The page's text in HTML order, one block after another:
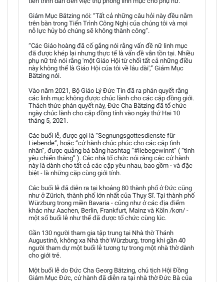
Giám Mục Bätzing nói: “Tất cả những câu hỏi này đều nằm
trên bàn trong Tiến Trình Công Nghị của chúng tôi và mọi
nỗ lực hủy bỏ chúng sẽ không thành công”.
“Các Giáo hoàng đã cố gắng nói rằng vấn đề nữ linh mục
đã được khép lại nhưng thực tế là vấn đề vẫn tồn tại. Nhiều
phụ nữ trẻ nói rằng 'một Giáo Hội từ chối tất cả những điều
này không thể là Giáo Hội của tôi về lâu dài',” Giám Mục
Bätzing nói.
Vào năm 2021, Bộ Giáo Lý Đức Tin đã ra phán quyết rằng
các linh mục không được chúc lành cho các cặp đồng giới.
Thách thức phán quyết này, Đức Cha Bätzing đã tổ chức
ngày chúc lành cho cặp đồng tính vào ngày thứ Hai 10
tháng 5, 2021.
Các buổi lễ, được gọi là “Segnungsgottesdienste für
Liebende”, hoặc “cử hành chúc phúc cho các cặp tình
nhân”, được quảng bá bằng hashtag “#liebegewinnt” ( “tình
yêu chiến thắng” ). Các nhà tổ chức nói rằng các cử hành
này là dành cho tất cả các cặp yêu nhau, bao gồm - và đặc
biệt - là những cặp cùng giới tính.
Các buổi lễ đã diễn ra tại khoảng 80 thành phố ở Đức cũng
như ở Zürich, thành phố lớn nhất của Thụy Sĩ. Tại thành phố
Würzburg trong miền Bavaria - cũng như ở các địa điểm
khác như Aachen, Berlin, Frankfurt, Mainz và Köln /kơn/ -
một số buổi lễ như thế đã được tổ chức cùng lúc.
Gần 130 người tham gia tập trung tại Nhà thờ Thánh
Augustinô, không xa Nhà thờ Würzburg, trong khi gần 40
người tham dự một buổi lễ tương tự trong một nhà thờ dành
cho giới trẻ.
Một buổi lễ do Đức Cha Georg Bätzing, chủ tịch Hội Đồng
Giám Mục Đức, cử hành đã diễn ra tại nhà thờ Đức Bà của